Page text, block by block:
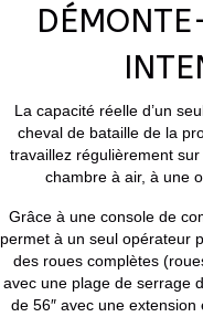
La capacité réelle d’un
cheval de bataille de la
travaillez régulièrement
chambre à air, à une
Grâce à une console de
permet à un seul opérateur
des roues complètes
avec une plage de serrage
de 56″ avec une